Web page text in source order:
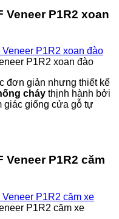
Veneer P1R2 xoan
P1R2 xoan đào
đơn giản nhưng thiết kế
cháy thịnh hành bởi
giác giống cửa gỗ tự
P1R2 căm
P1R2 căm xe